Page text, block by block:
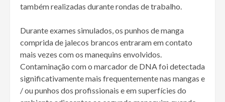
também realizadas durante rondas de trabalho.
Durante exames simulados, os punhos de manga
comprida de jalecos brancos entraram em contato
mais vezes com os manequins envolvidos.
Contaminação com o marcador de DNA foi detectada
significativamente mais frequentemente nas mangas e
/ ou punhos dos profissionais e em superfícies do